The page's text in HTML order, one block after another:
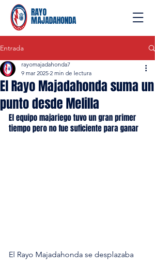
RAYO
MAJADAHONDA
Entrada
El Rayo Majadahonda suma un
punto desde Melilla
rayomajadahonda7
9 mar 2025 2 min de lectura
El equipo majariego tuvo un gran primer
tiempo pero no fue suficiente para ganar
El Rayo Majadahonda se desplazaba